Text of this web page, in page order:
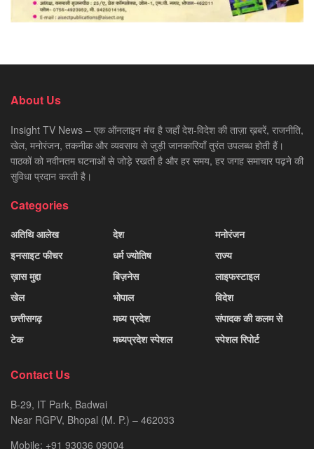
About Us
Insight TV News – एक ऑनलाइन मंच है जहाँ देश-विदेश की ताज़ा ख़बरें, राजनीति,
खेल, मनोरंजन, तकनीक और व्यवसाय से जुड़ी जानकारियाँ तुरंत उपलब्ध होती हैं।
पाठकों को नवीनतम घटनाओं से जोड़े रखती है और हर समय, हर जगह समाचार पढ़ने की
सुविधा प्रदान करती है।
Categories
अतिथि आलेख
इनसाइट फीचर
ख़ास मुद्दा
खेल
छत्तीसगढ़
टेक
देश
धर्म ज्योतिष
बिज़नेस
भोपाल
मध्य प्रदेश
मध्यप्रदेश स्पेशल
मनोरंजन
राज्य
लाइफस्टाइल
विदेश
संपादक की कलम से
स्पेशल रिपोर्ट
Contact Us
B-29, IT Park, Badwai
Near RGPV, Bhopal (M. P.) – 462033
Mobile: +91 93036 09004